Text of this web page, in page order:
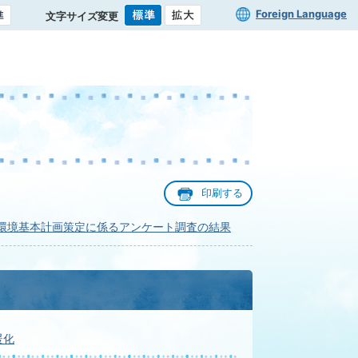
文字サイズ変更 Foreign Language
印刷する
境基本計画策定に係るアンケート調査の結果
化